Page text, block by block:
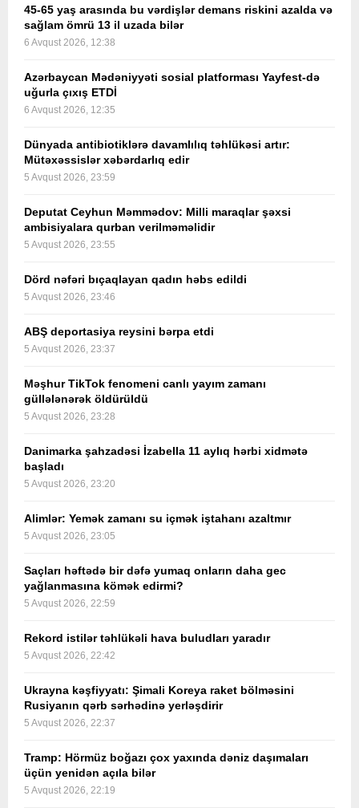
45-65 yaş arasında bu vərdişlər demans riskini azalda və
sağlam ömrü 13 il uzada bilər
6 Avqust 2026, 12:38
Azərbaycan Mədəniyyəti sosial platforması Yayfest-də
uğurla çıxış ETDİ
6 Avqust 2026, 12:35
Dünyada antibiotiklərə davamlılıq təhlükəsi artır:
Mütəxəssislər xəbərdarlıq edir
5 Avqust 2026, 23:59
Deputat Ceyhun Məmmədov: Milli maraqlar şəxsi
ambisiyalara qurban verilməməlidir
5 Avqust 2026, 23:55
Dörd nəfəri bıçaqlayan qadın həbs edildi
5 Avqust 2026, 23:46
ABŞ deportasiya reysini bərpa etdi
5 Avqust 2026, 23:37
Məşhur TikTok fenomeni canlı yayım zamanı
güllələnərək öldürüldü
5 Avqust 2026, 23:28
Danimarka şahzadəsi İzabella 11 aylıq hərbi xidmətə
başladı
5 Avqust 2026, 23:20
Alimlər: Yemək zamanı su içmək iştahanı azaltmır
5 Avqust 2026, 23:05
Saçları həftədə bir dəfə yumaq onların daha gec
yağlanmasına kömək edirmi?
5 Avqust 2026, 22:59
Rekord istilər təhlükəli hava buludları yaradır
5 Avqust 2026, 22:42
Ukrayna kəşfiyyatı: Şimali Koreya raket bölməsini
Rusiyanın qərb sərhədinə yerləşdirir
5 Avqust 2026, 22:37
Tramp: Hörmüz boğazı çox yaxında dəniz daşımaları
üçün yenidən açıla bilər
5 Avqust 2026, 22:19